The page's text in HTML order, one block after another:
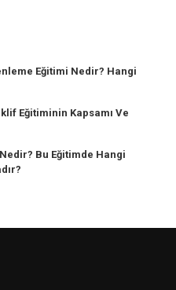
Eğitimi Nedir? Hangi
Eğitiminin Kapsamı Ve
Bu Eğitimde Hangi